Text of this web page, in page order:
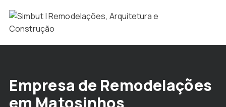
Empresa de Remodelações
em Matosinhos